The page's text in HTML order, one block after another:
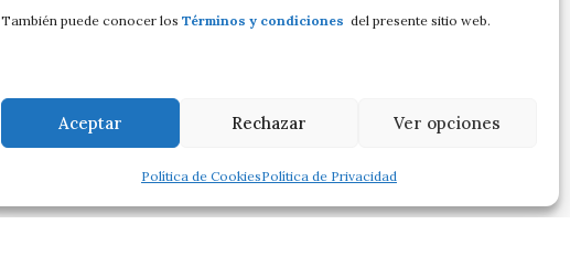
También puede conocer los Términos y condiciones del presente sitio web.
Aceptar Rechazar Ver opciones
Política de CookiesPolítica de Privacidad